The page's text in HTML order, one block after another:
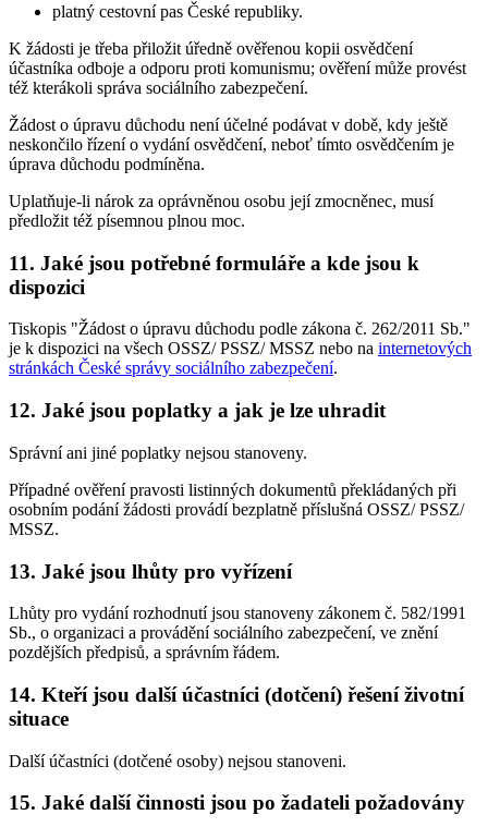
platný cestovní pas České republiky.
K žádosti je třeba přiložit úředně ověřenou kopii osvědčení
účastníka odboje a odporu proti komunismu; ověření může provést
též kterákoli správa sociálního zabezpečení.
Žádost o úpravu důchodu není účelné podávat v době, kdy ještě
neskončilo řízení o vydání osvědčení, neboť tímto osvědčením je
úprava důchodu podmíněna.
Uplatňuje-li nárok za oprávněnou osobu její zmocněnec, musí
předložit též písemnou plnou moc.
11. Jaké jsou potřebné formuláře a kde jsou k
dispozici
Tiskopis "Žádost o úpravu důchodu podle zákona č. 262/2011 Sb."
je k dispozici na všech OSSZ/ PSSZ/ MSSZ nebo na internetových
stránkách České správy sociálního zabezpečení.
12. Jaké jsou poplatky a jak je lze uhradit
Správní ani jiné poplatky nejsou stanoveny.
Případné ověření pravosti listinných dokumentů překládaných při
osobním podání žádosti provádí bezplatně příslušná OSSZ/ PSSZ/
MSSZ.
13. Jaké jsou lhůty pro vyřízení
Lhůty pro vydání rozhodnutí jsou stanoveny zákonem č. 582/1991
Sb., o organizaci a provádění sociálního zabezpečení, ve znění
pozdějších předpisů, a správním řádem.
14. Kteří jsou další účastníci (dotčení) řešení životní
situace
Další účastníci (dotčené osoby) nejsou stanoveni.
15. Jaké další činnosti jsou po žadateli požadovány